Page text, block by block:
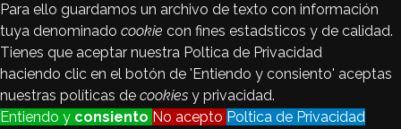
Para ello guardamos un archivo de texto con información
tuya denominado cookie con fines estadsticos y de calidad.
Tienes que aceptar nuestra Poltica de Privacidad
haciendo clic en el botón de 'Entiendo y consiento' aceptas
nuestras políticas de cookies y privacidad.
Entiendo y consiento No acepto Poltica de Privacidad